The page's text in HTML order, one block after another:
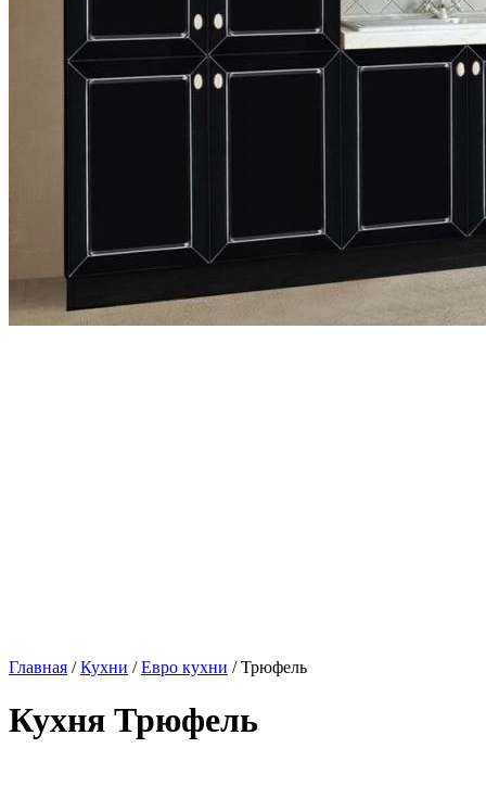
Главная /Кухни /Евро кухни / Трюфель
Кухня Трюфель